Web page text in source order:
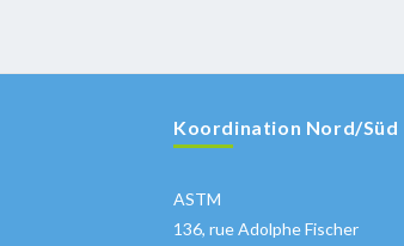
Koordination Nord/Süd
ASTM
136, rue Adolphe Fischer